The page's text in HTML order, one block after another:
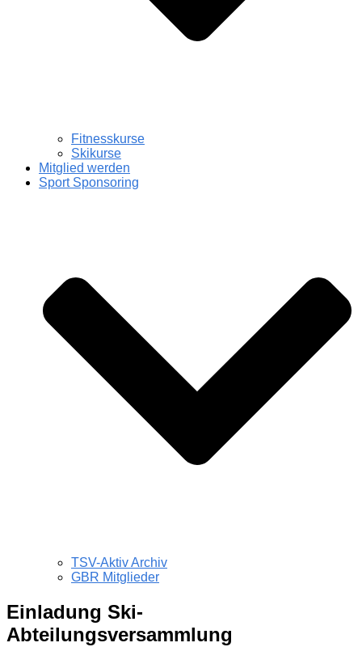
Fitnesskurse
Skikurse
Mitglied werden
Sport Sponsoring
TSV-Aktiv Archiv
GBR Mitglieder
Einladung Ski-
Abteilungsversammlung